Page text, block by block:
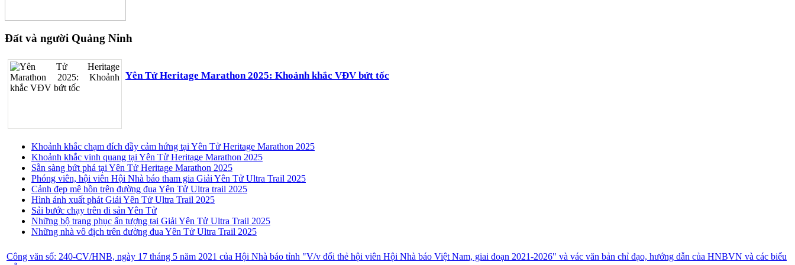
Đất và người Quảng Ninh
Yên Tử Heritage Marathon 2025: Khoảnh khắc VĐV bứt tốc
Khoảnh khắc chạm đích đầy cảm hứng tại Yên Tử Heritage Marathon 2025
Khoảnh khắc vinh quang tại Yên Tử Heritage Marathon 2025
Sẵn sàng bứt phá tại Yên Tử Heritage Marathon 2025
Phóng viên, hội viên Hội Nhà báo tham gia Giải Yên Tử Ultra Trail 2025
Cảnh đẹp mê hồn trên đường đua Yên Tử Ultra trail 2025
Hình ảnh xuất phát Giải Yên Tử Ultra Trail 2025
Sải bước chạy trên di sản Yên Tử
Những bộ trang phục ấn tượng tại Giải Yên Tử Ultra Trail 2025
Những nhà vô địch trên đường đua Yên Tử Ultra Trail 2025
Công văn số: 240-CV/HNB, ngày 17 tháng 5 năm 2021 của Hội Nhà báo tỉnh "V/v đổi thẻ hội viên Hội Nhà báo Việt Nam, giai đoạn 2021-2026" và vác văn bản chỉ đạo, hướng dẫn của HNBVN và các biểu